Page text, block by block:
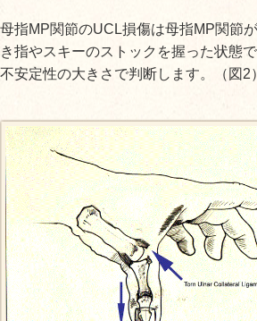
母指MP関節のUCL損傷は母指MP関節
き指やスキーのストックを握った状態
不安定性の大きさで判断します。（図2）